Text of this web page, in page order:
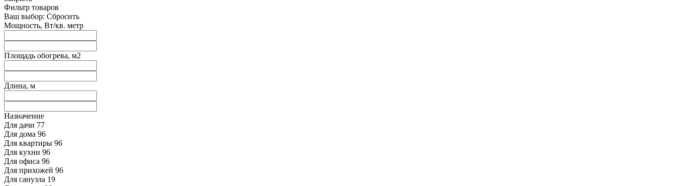
Фильтр товаров
Ваш выбор: Сбросить
Мощность, Вт/кв. метр
Площадь обогрева, м2
Длина, м
Назначение
Для дачи 77
Для дома 96
Для квартиры 96
Для кухни 96
Для офиса 96
Для прихожей 96
Для санузла 19